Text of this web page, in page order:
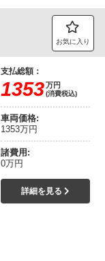
お気に入り
支払総額：
1353万円
(消費税込)
車両価格:
1353万円
諸費用:
0万円
詳細を見る